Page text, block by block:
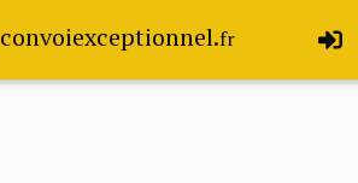
convoiexceptionnel.fr